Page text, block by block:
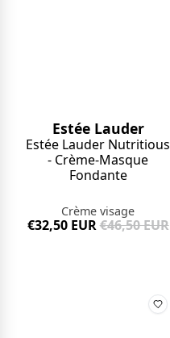
Estée Lauder
Estée Lauder Nutritious
- Crème-Masque
Fondante
Crème visage
€32,50 EUR€46,50 EUR